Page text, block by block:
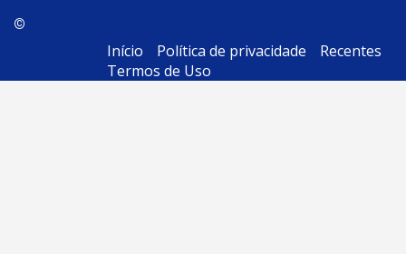
©
Início Política de privacidade
Recentes
Termos de Uso